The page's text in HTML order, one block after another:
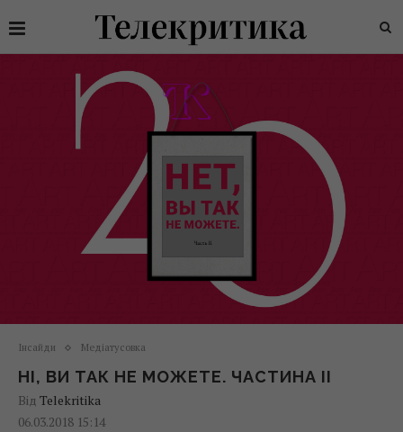
Інсайди Медіатусовка
НІ, ВИ ТАК НЕ МОЖЕТЕ. ЧАСТИНА ІІ
Від Telekritika
06.03.2018 15:14